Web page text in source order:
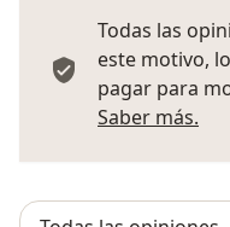
Todas las
este motivo,
pagar para
Saber más.